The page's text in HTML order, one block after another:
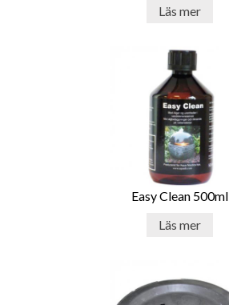
Läs mer
Easy Clean 500ml
Läs mer